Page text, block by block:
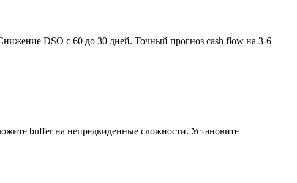
DSO с 60 до 30 дней. Точный прогноз cash flow на 3-6
buffer на непредвиденные сложности. Установите